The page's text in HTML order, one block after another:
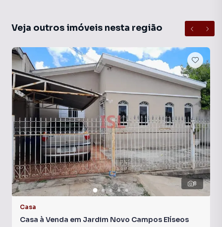
Veja outros imóveis nesta região
8
Casa
Casa à Venda em Jardim Novo Campos Elíseos